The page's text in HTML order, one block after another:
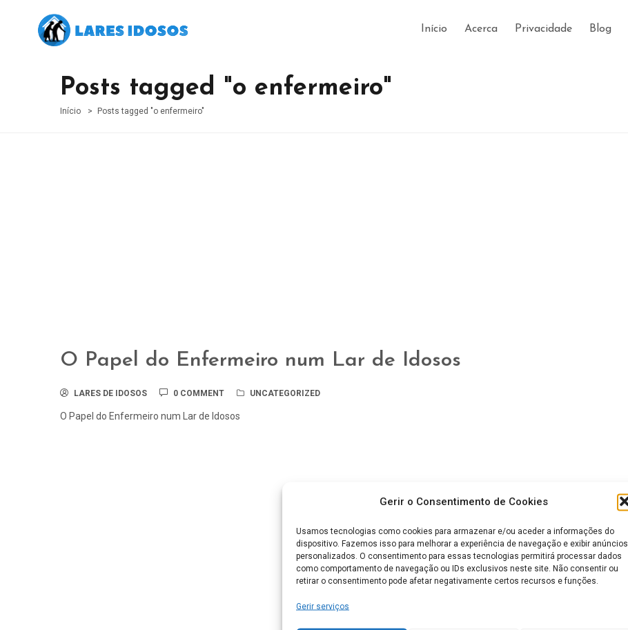
Gerir o Consentimento de Cookies
Usamos tecnologias como cookies para armazenar e/ou aceder a informações do
dispositivo. Fazemos isso para melhorar a experiência de navegação e exibir anúncios
personalizados. O consentimento para essas tecnologias permitirá processar dados
como comportamento de navegação ou IDs exclusivos neste site. Não consentir ou
retirar o consentimento pode afetar negativamente certos recursos e funções.
Gerir serviços
Início Acerca Privacidade Blog
Posts tagged "o enfermeiro"
Início Posts tagged "o enfermeiro"
O Papel do Enfermeiro num Lar de Idosos
LARES DE IDOSOS 0 COMMENT UNCATEGORIZED
O Papel do Enfermeiro num Lar de Idosos